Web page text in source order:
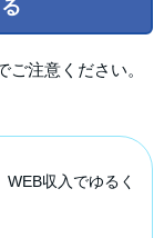
注意ください。
収入でゆるく